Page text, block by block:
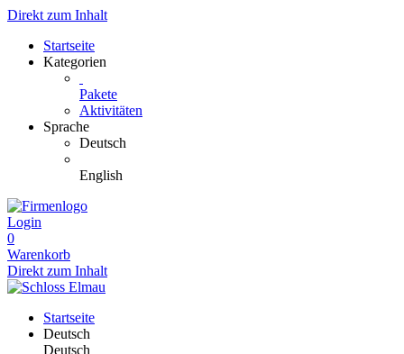
Direkt zum Inhalt
Startseite
Kategorien
Pakete
Aktivitäten
Sprache
Deutsch
English
Login
0
Warenkorb
Direkt zum Inhalt
Startseite
Deutsch
Deutsch